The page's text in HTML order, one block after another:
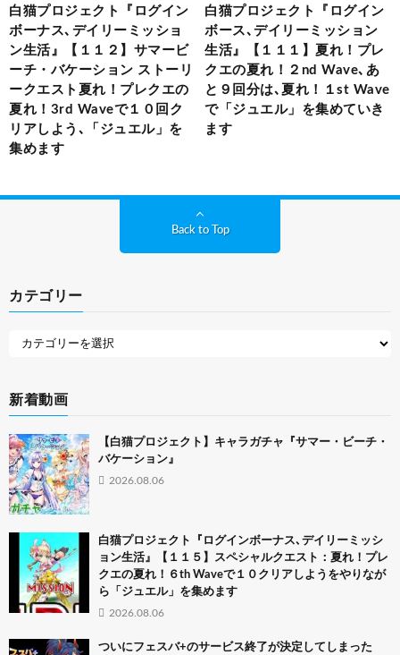
白猫プロジェクト『ログイン
ボーナス､デイリーミッショ
ン生活』【１１２】サマービ
ーチ・バケーション ストーリ
ークエスト夏れ！プレクエの
夏れ！3rd Waveで１０回ク
リアしよう､「ジュエル」を
集めます
白猫プロジェクト『ログイン
ボース､デイリーミッション
生活』【１１１】夏れ！プレ
クエの夏れ！２nd Wave､あ
と９回分は､夏れ！１st Wave
で「ジュエル」を集めていき
ます
Back to Top
カテゴリー
新着動画
【白猫プロジェクト】キャラガチャ『サマー・ビーチ・
バケーション』
2026.08.06
白猫プロジェクト『ログインボーナス､デイリーミッシ
ョン生活』【１１５】スペシャルクエスト：夏れ！プレ
クエの夏れ！６th Waveで１０クリアしようをやりなが
ら「ジュエル」を集めます
2026.08.06
ついにフェスバ+のサービス終了が決定してしまった